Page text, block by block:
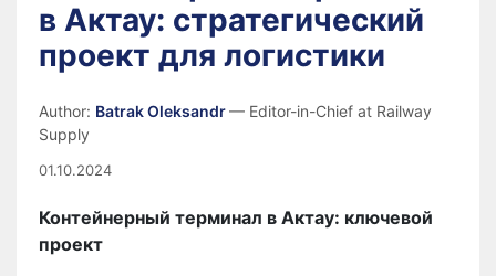
в Актау: стратегический
проект для логистики
Author: Batrak Oleksandr— Editor-in-Chief at Railway
Supply
01.10.2024
Контейнерный терминал в Актау: ключевой
проект